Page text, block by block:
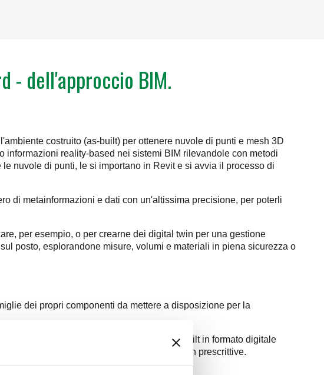
- dell'approccio BIM.
costruito (as-built) per ottenere nuvole di punti e mesh 3D
informazioni reality-based nei sistemi BIM rilevandole con metodi
nuvole di punti, le si importano in Revit e si avvia il processo di
di metainformazioni e dati con un'altissima precisione, per poterli
per esempio, o per crearne dei digital twin per una gestione
posto, esplorandone misure, volumi e materiali in piena sicurezza o
dei propri componenti da mettere a disposizione per la
Management avendo sotto controllo l'as-built in formato digitale
che possano nel tempo trasformarsi in prescrittive.